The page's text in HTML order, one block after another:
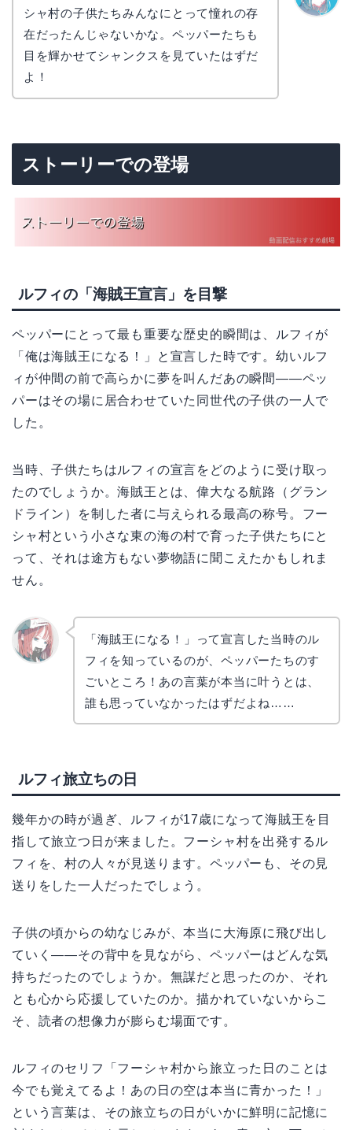
シャ村の子供たちみんなにとって憧れの存
在だったんじゃないかな。ペッパーたちも
目を輝かせてシャンクスを見ていたはずだ
よ！
ストーリーでの登場
ルフィの「海賊王宣言」を目撃
ペッパーにとって最も重要な歴史的瞬間は、ルフィが
「俺は海賊王になる！」と宣言した時です。幼いルフ
ィが仲間の前で高らかに夢を叫んだあの瞬間——ペッ
パーはその場に居合わせていた同世代の子供の一人で
した。
当時、子供たちはルフィの宣言をどのように受け取っ
たのでしょうか。海賊王とは、偉大なる航路（グラン
ドライン）を制した者に与えられる最高の称号。フー
シャ村という小さな東の海の村で育った子供たちにと
って、それは途方もない夢物語に聞こえたかもしれま
せん。
「海賊王になる！」って宣言した当時のル
フィを知っているのが、ペッパーたちのす
ごいところ！あの言葉が本当に叶うとは、
誰も思っていなかったはずだよね……
ルフィ旅立ちの日
幾年かの時が過ぎ、ルフィが17歳になって海賊王を目
指して旅立つ日が来ました。フーシャ村を出発するル
フィを、村の人々が見送ります。ペッパーも、その見
送りをした一人だったでしょう。
子供の頃からの幼なじみが、本当に大海原に飛び出し
ていく——その背中を見ながら、ペッパーはどんな気
持ちだったのでしょうか。無謀だと思ったのか、それ
とも心から応援していたのか。描かれていないからこ
そ、読者の想像力が膨らむ場面です。
ルフィのセリフ「フーシャ村から旅立った日のことは
今でも覚えてるよ！あの日の空は本当に青かった！」
という言葉は、その旅立ちの日がいかに鮮明に記憶に